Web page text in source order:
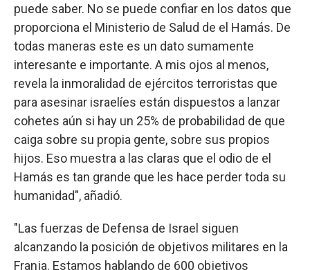
puede saber. No se puede confiar en los datos que
proporciona el Ministerio de Salud de el Hamás. De
todas maneras este es un dato sumamente
interesante e importante. A mis ojos al menos,
revela la inmoralidad de ejércitos terroristas que
para asesinar israelíes están dispuestos a lanzar
cohetes aún si hay un 25% de probabilidad de que
caiga sobre su propia gente, sobre sus propios
hijos. Eso muestra a las claras que el odio de el
Hamás es tan grande que les hace perder toda su
humanidad", añadió.
"Las fuerzas de Defensa de Israel siguen
alcanzando la posición de objetivos militares en la
Franja. Estamos hablando de 600 objetivos